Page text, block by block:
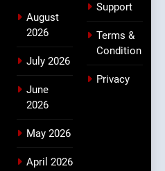
August
2026
July 2026
June
2026
May 2026
April 2026
Support
Terms &
Condition
Privacy